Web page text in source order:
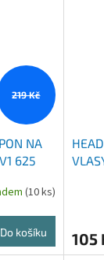
219 Kč
NA
625
(10 ks)
Do košíku 105